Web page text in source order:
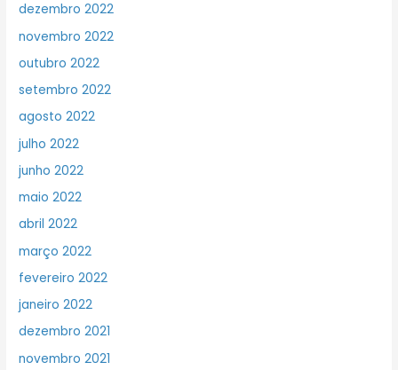
dezembro 2022
novembro 2022
outubro 2022
setembro 2022
agosto 2022
julho 2022
junho 2022
maio 2022
abril 2022
março 2022
fevereiro 2022
janeiro 2022
dezembro 2021
novembro 2021